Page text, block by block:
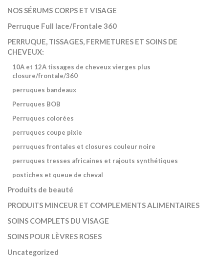
NOS SÉRUMS CORPS ET VISAGE
Perruque Full lace/Frontale 360
PERRUQUE, TISSAGES, FERMETURES ET SOINS DE
CHEVEUX:
10A et 12A tissages de cheveux vierges plus
closure/frontale/360
perruques bandeaux
Perruques BOB
Perruques colorées
perruques coupe pixie
perruques frontales et closures couleur noire
perruques tresses africaines et rajouts synthétiques
postiches et queue de cheval
Produits de beauté
PRODUITS MINCEUR ET COMPLEMENTS ALIMENTAIRES
SOINS COMPLETS DU VISAGE
SOINS POUR LÈVRES ROSES
Uncategorized